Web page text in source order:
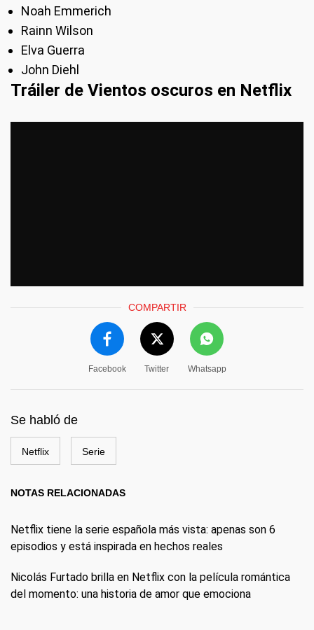
Noah Emmerich
Rainn Wilson
Elva Guerra
John Diehl
Tráiler de Vientos oscuros en Netflix
COMPARTIR
Facebook Twitter Whatsapp
Se habló de
Netflix Serie
NOTAS RELACIONADAS
Netflix tiene la serie española más vista: apenas son 6
episodios y está inspirada en hechos reales
Nicolás Furtado brilla en Netflix con la película romántica
del momento: una historia de amor que emociona